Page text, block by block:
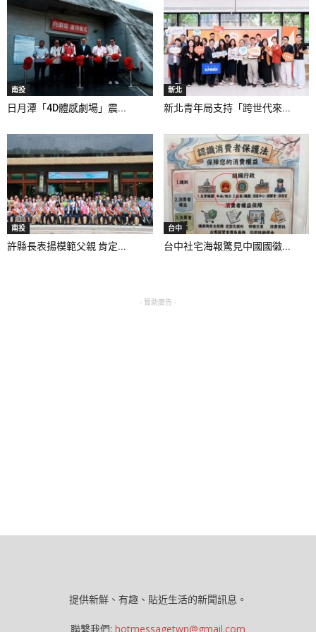
南投
日月潭「4D體感劇場」震...
新北
新北青年局支持「跨世代來...
南投
許縣長表揚模範父親 肯定...
台中
台中社宅海報驚見中國國徽...
- 贊助廣告 -
提供新鮮、有趣、貼近生活的新聞訊息。
聯繫我們: hotmessagetwn@gmail.com